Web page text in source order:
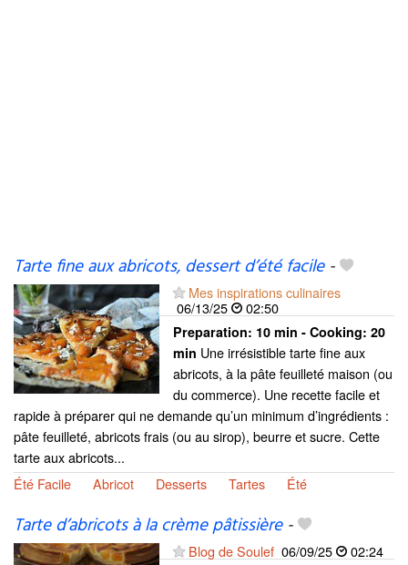
Tarte fine aux abricots, dessert d’été facile-
Mes inspirations culinaires
06/13/25
02:50
Preparation: 10 min - Cooking: 20
min Une irrésistible tarte fine aux
abricots, à la pâte feuilleté maison (ou
du commerce). Une recette facile et
rapide à préparer qui ne demande qu’un minimum d’ingrédients :
pâte feuilleté, abricots frais (ou au sirop), beurre et sucre. Cette
tarte aux abricots...
Été Facile
Abricot Desserts Tartes Été
Tarte d’abricots à la crème pâtissière-
Blog de Soulef 06/09/25 02:24